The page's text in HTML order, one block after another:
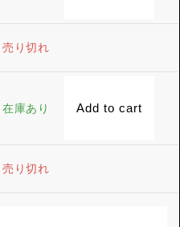
売り切れ
在庫あり Add to cart
売り切れ